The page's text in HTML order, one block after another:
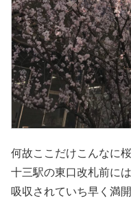
何故ここだけこんなに
十三駅の東口改札前に
吸収されていち早く満